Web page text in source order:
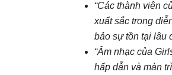
“Các thành viên
xuất sắc trong
bảo sự tồn tại lâu
“Âm nhạc của
hấp dẫn và màn